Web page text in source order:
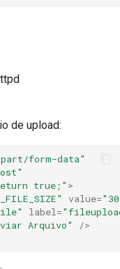
de upload:
form-data"
true;" >
value=
label =
Arquivo"
/>